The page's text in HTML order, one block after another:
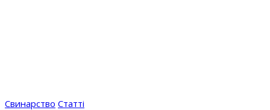
Свинарство Статті